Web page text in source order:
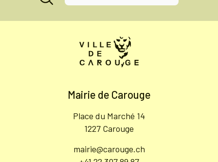
Mairie de Carouge
Place du Marché 14
1227 Carouge
mairie@carouge.ch